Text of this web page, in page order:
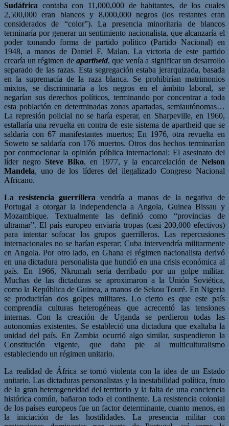
Sudáfrica contaba con 11,000,000 de habitantes, de los cuales
2,500,000 eran blancos y 8,000,000 negros (los restantes eran
considerados de “color”). La presencia minoritaria de blancos
terminaría por generar un sentimiento nacionalista, que alcanzaría el
poder tomando forma de partido político (Partido Nacional) en
1948, a manos de Daniel F. Malan. La victoria de este partido
crearía un régimen de apartheid, que venía a significar un desarrollo
separado de las razas. Esta segregación estaba jerarquizada, basada
en la supremacía de la raza blanca. Se prohibirían matrimonios
mixtos, se discriminaría a los negros en el ámbito laboral, se
negarían sus derechos políticos, terminando por concentrar a toda
esta población en determinadas zonas apartadas, semiautónomas…
La represión policial no se haría esperar, en Sharpeville, en 1960,
estallaría una revuelta en contra de este sistema de apartheid que se
saldaría con 67 manifestantes muertos; En 1976, otra revuelta en
Soweto se saldaría con 176 muertos. Otros dos hechos terminarían
por conmocionar la opinión pública internacional: El asesinato del
líder negro Steve Biko, en 1977, y la encarcelación deNelson
Mandela, uno de los líderes del ilegalizado Congreso Nacional
Africano.
La resistencia guerrillera vendría a manos de la negativa de
Portugal a otorgar la independencia a Angola, Guinea Bissau y
Mozambique. Textualmente las definió como “provincias de
ultramar”. El país europeo enviaría tropas (casi 200,000 efectivos)
para intentar sofocar los grupos guerrilleros. Las repercusiones
internacionales no se harían esperar; Cuba intervendría militarmente
en Angola. Por otro lado, en Ghana el régimen nacionalista derivó
en una dictadura personalista que hundió en una crisis económica al
país. En 1966, Nkrumah sería derribado por un golpe militar.
Muchas de las dictaduras se aproximaron a la Unión Soviética,
como la República de Guinea, a manos de Sekou Touré. En Nigeria
se producirían dos golpes militares. Lo cierto es que este país
comprendía culturas heterogéneas que acrecentó las tensiones
internas. Con la creación de Uganda se perdieron todas las
autonomías existentes. Se estableció una dictadura que exaltaba la
unidad del país. En Zambia ocurrió algo similar, suspendieron la
Constitución vigente, que daba pie al multiculturalismo
estableciendo un régimen unitario.
La realidad de África se tornó violenta con la idea de un Estado
unitario. Las dictaduras personalistas y la inestabilidad política, fruto
de la gran heterogeneidad del territorio y la falta de una conciencia
histórica común, bañaron todo el continente. La resistencia colonial
de los países europeos fue un factor determinante, cuanto menos, en
la iniciación de las hostilidades. La presencia militar con